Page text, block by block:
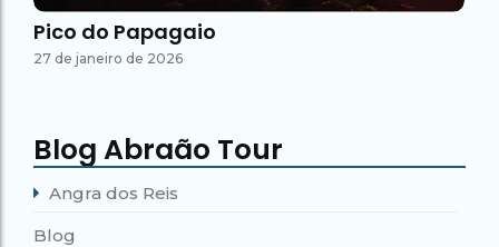
Pico do Papagaio
27 de janeiro de 2026
Blog Abraão Tour
Angra dos Reis
Blog